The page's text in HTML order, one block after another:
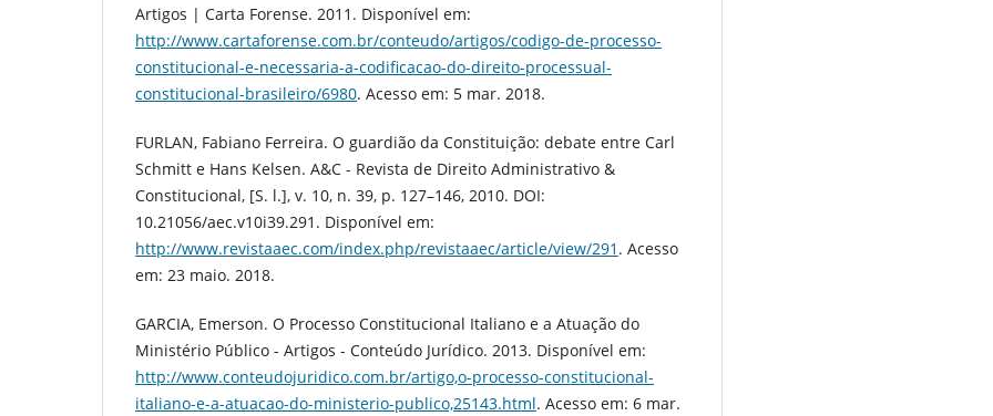
Artigos | Carta Forense. 2011. Disponível em:
http://www.cartaforense.com.br/conteudo/artigos/codigo-de-processo-
constitucional-e-necessaria-a-codificacao-do-direito-processual-
constitucional-brasileiro/6980. Acesso em: 5 mar. 2018.
FURLAN, Fabiano Ferreira. O guardião da Constituição: debate entre Carl
Schmitt e Hans Kelsen. A&C - Revista de Direito Administrativo &
Constitucional, [S. l.], v. 10, n. 39, p. 127–146, 2010. DOI:
10.21056/aec.v10i39.291. Disponível em:
http://www.revistaaec.com/index.php/revistaaec/article/view/291 . Acesso
em: 23 maio. 2018.
GARCIA, Emerson. O Processo Constitucional Italiano e a Atuação do
Ministério Público - Artigos - Conteúdo Jurídico. 2013. Disponível em:
http://www.conteudojuridico.com.br/artigo,o-processo-constitucional-
italiano-e-a-atuacao-do-ministerio-publico,25143.html. Acesso em: 6 mar.